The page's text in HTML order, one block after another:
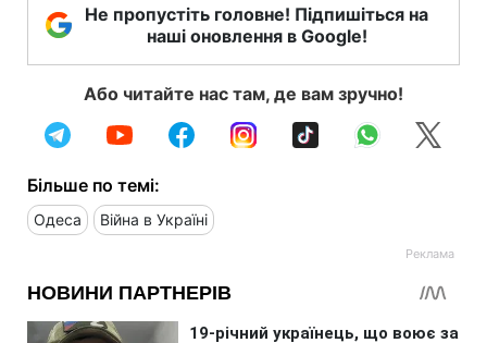
Не пропустіть головне! Підпишіться на
наші оновлення в Google!
Або читайте нас там, де вам зручно!
Більше по темі:
Одеса Війна в Україні